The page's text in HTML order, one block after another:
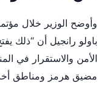
وأوضح الوزير خلال
باولو رانجيل أن “ذلك
الأمن والاستقرار في
مضيق هرمز ومناطق